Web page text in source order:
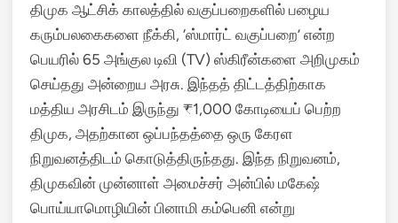
திமுக ஆட்சிக் காலத்தில் வகுப்பறைகளில் பழைய
கரும்பலகைகளை நீக்கி, ‘ஸ்மார்ட் வகுப்பறை’ என்ற
பெயரில் 65 அங்குல டிவி (TV) ஸ்கிரீன்களை அறிமுகம்
செய்தது அன்றைய அரசு. இந்தத் திட்டத்திற்காக
மத்திய அரசிடம் இருந்து ₹1,000 கோடியைப் பெற்ற
திமுக, அதற்கான ஒப்பந்தத்தை ஒரு கேரள
நிறுவனத்திடம் கொடுத்திருந்தது. இந்த நிறுவனம்,
திமுகவின் முன்னாள் அமைச்சர் அன்பில் மகேஷ்
பொய்யாமொழியின் பினாமி கம்பெனி என்று